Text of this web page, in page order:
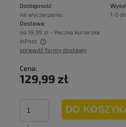
Dostępność:
na wyczerpaniu
1-5
Dostawa:
od 19,99 zł - Paczka kurierska
InPost
Cena nie zawiera ewentualnych
sprawdź formy dostawy
Cena:
129,99 zł
DO